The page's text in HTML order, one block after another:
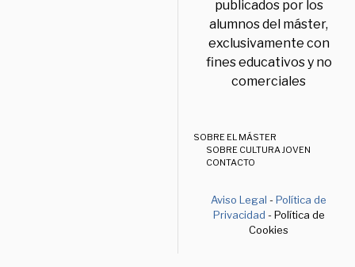
publicados por los
alumnos del máster,
exclusivamente con
fines educativos y no
comerciales
SOBRE EL MÁSTER
SOBRE CULTURA JOVEN
CONTACTO
Aviso Legal -Política de
Privacidad - Política de
Cookies